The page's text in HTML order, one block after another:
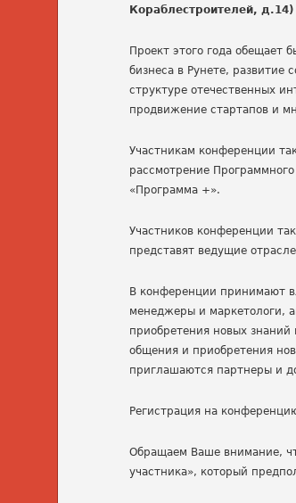
Кораблестроителей,
Проект этого года обещает
бизнеса в Рунете,
структуре отечественных
продвижение стартапов и
Участникам конференции
рассмотрение
«Программа +».
Участников конференции
представят ведущие
В конференции принимают
менеджеры и маркетологи,
приобретения новых
общения и приобретения
приглашаются партнеры и
Регистрация на
Обращаем Ваше внимание,
участника», который